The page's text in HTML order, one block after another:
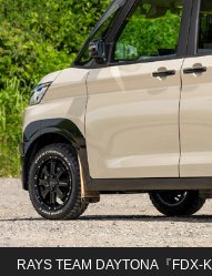
RAYS TEAM DAYTONA『FDX-